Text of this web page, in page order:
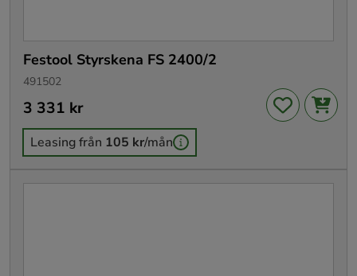
Festool Styrskena FS 2400/2
491502
Pris:3 331 kr
3 331 kr
Leasing från 105 kr/mån